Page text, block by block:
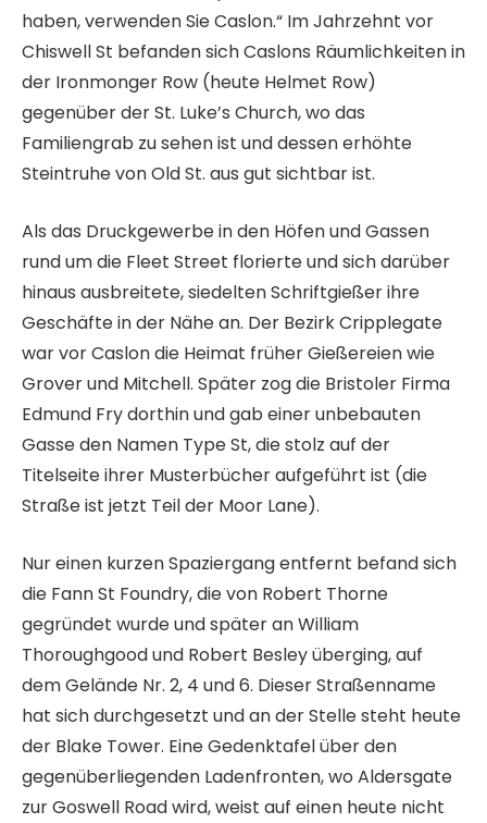
haben, verwenden Sie Caslon.“ Im Jahrzehnt vor
Chiswell St befanden sich Caslons Räumlichkeiten in
der Ironmonger Row (heute Helmet Row)
gegenüber der St. Luke’s Church, wo das
Familiengrab zu sehen ist und dessen erhöhte
Steintruhe von Old St. aus gut sichtbar ist.
Als das Druckgewerbe in den Höfen und Gassen
rund um die Fleet Street florierte und sich darüber
hinaus ausbreitete, siedelten Schriftgießer ihre
Geschäfte in der Nähe an. Der Bezirk Cripplegate
war vor Caslon die Heimat früher Gießereien wie
Grover und Mitchell. Später zog die Bristoler Firma
Edmund Fry dorthin und gab einer unbebauten
Gasse den Namen Type St, die stolz auf der
Titelseite ihrer Musterbücher aufgeführt ist (die
Straße ist jetzt Teil der Moor Lane).
Nur einen kurzen Spaziergang entfernt befand sich
die Fann St Foundry, die von Robert Thorne
gegründet wurde und später an William
Thoroughgood und Robert Besley überging, auf
dem Gelände Nr. 2, 4 und 6. Dieser Straßenname
hat sich durchgesetzt und an der Stelle steht heute
der Blake Tower. Eine Gedenktafel über den
gegenüberliegenden Ladenfronten, wo Aldersgate
zur Goswell Road wird, weist auf einen heute nicht